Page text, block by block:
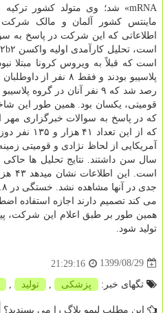
mRNA» شد؛ وی متولد کشور ترکیه و استاد ایمونولوژی در
اطلاعاتی که این شرکت در پاسخ به
رصد شد که ۹ نفر آنان در
سال سن داشتند. نتایج تحلیل ها حاکی
می کند تصمیم دارند اجازه استفاده
تولید شود.
1399/08/29
21:29:16
تگهای خبر: پزشكی تولید
این مطلب لیمو بلاگ را می پسندید؟